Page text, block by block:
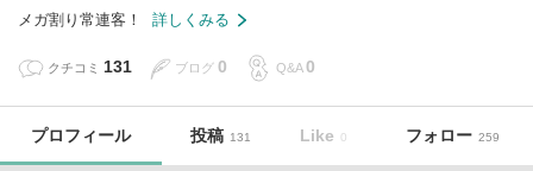
メガ割り常連客！ 詳しくみる
クチコミ 131 ブログ 0 Q&A 0
プロフィール 投稿 131 Like 0 フォロー 259